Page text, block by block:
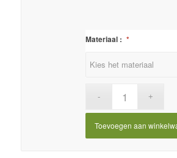
Materiaal : *
Toevoegen aan